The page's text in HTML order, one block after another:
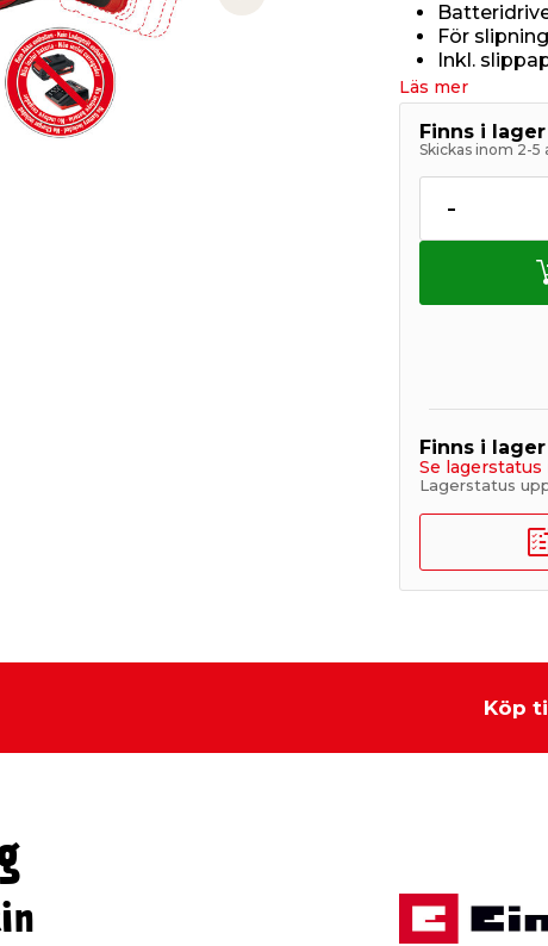
Next slide
För
Inkl.
Läs mer
Finns i
Skickas inom 2-5
-
Finns i
Se
Lagerstatus
Köp